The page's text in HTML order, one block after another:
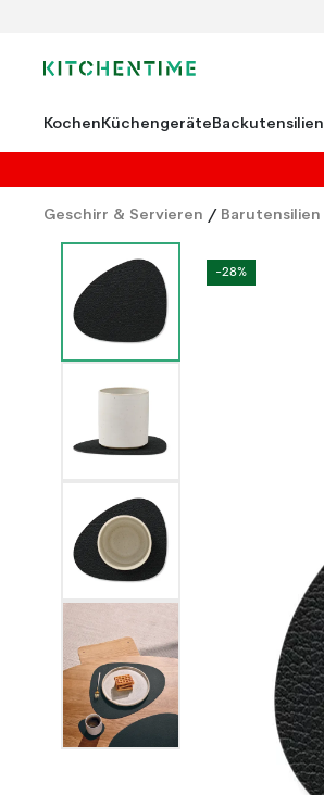
KochenKüchengeräteBackutensilien
Geschirr & Servieren / Barutensilien
-28%